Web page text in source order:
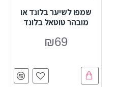
שמפו לשיער בלונד או
מובהר טוטאל בלונד
₪69